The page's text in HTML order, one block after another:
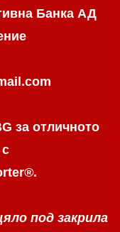
Банка АД
за отличното
®.
под закрила